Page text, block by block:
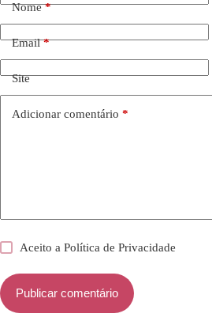
Nome*
Email*
Site
Adicionar comentário *
Aceito aPolítica de Privacidade
Publicar comentário